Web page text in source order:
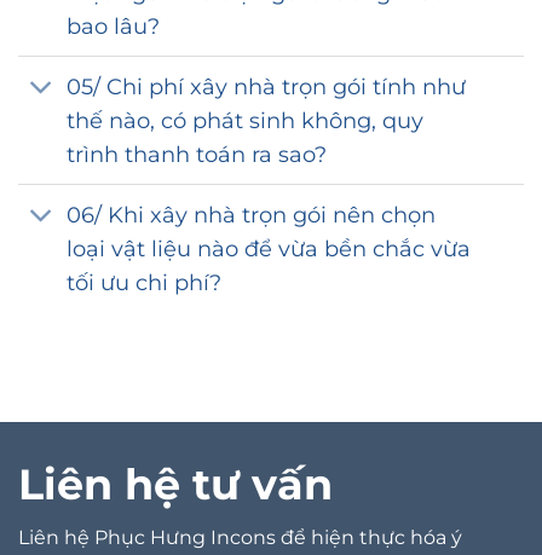
bao lâu?
05/ Chi phí xây nhà trọn gói tính như
thế nào, có phát sinh không, quy
trình thanh toán ra sao?
06/ Khi xây nhà trọn gói nên chọn
loại vật liệu nào để vừa bền chắc vừa
tối ưu chi phí?
Liên hệ tư vấn
Liên hệ Phục Hưng Incons để hiện thực hóa ý